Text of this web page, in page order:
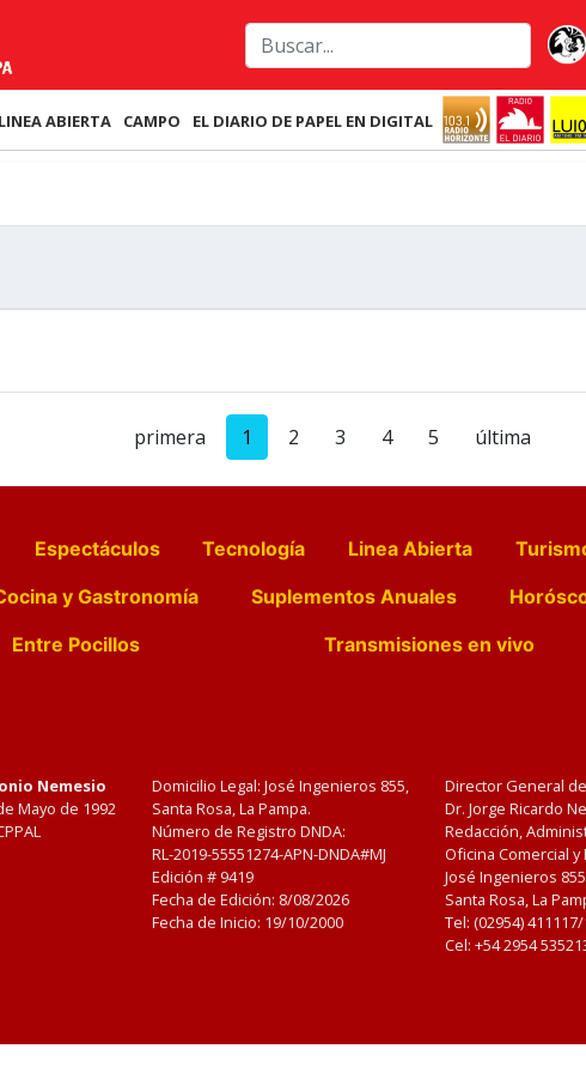
LINEA ABIERTA CAMPO EL DIARIO DE PAPEL EN DIGITAL
primera 1 2 3 4 5 última
Espectáculos Tecnología Linea Abierta
y Gastronomía Suplementos Anuales
Entre Pocillos Transmisiones en vivo
Nemesio
Mayo de 1992
Domicilio Legal: José Ingenieros 855,
Santa Rosa, La Pampa.
Número de Registro DNDA:
RL-2019-55551274-APN-DNDA#MJ
Edición # 9419
Fecha de Edición: 8/08/2026
Fecha de Inicio: 19/10/2000
Director General
Dr. Jorge Ricardo
Redacción,
Oficina Comercial
José Ingenieros
Santa Rosa, La
Tel: (02954)
Cel: +54 2954